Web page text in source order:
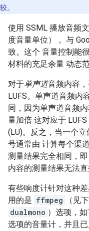
较。
使用 SSML 播放音频
度音量单位）
， 与
致。这个 音量控制能
材料的充足余量 动态
对于单声道音频内容
LUFS。单声道音频内
同，因为单声道音频
量加倍 这对应于
(LU)。反之，当一个
号通常由 计算每个渠
测量结果完全相同，
内容的测量结果无法直
有些响度计针对这种
用的是 ffmpeg （见
dualmono ）选项，
选项的音量计，并且